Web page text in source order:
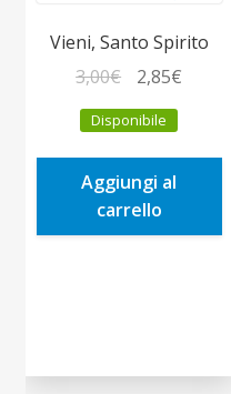
Vieni, Santo Spirito
3,00€
prezzo
originale
era:
3,00€.
2,85€
è:
Disponibile
Aggiungi al
carrello